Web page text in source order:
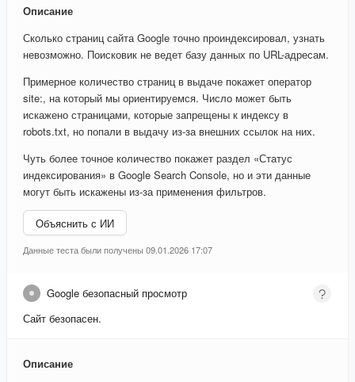
Описание
Сколько страниц сайта Google точно проиндексировал, узнать
невозможно. Поисковик не ведет базу данных по URL-адресам.
Примерное количество страниц в выдаче покажет оператор
site:, на который мы ориентируемся. Число может быть
искажено страницами, которые запрещены к индексу в
robots.txt, но попали в выдачу из-за внешних ссылок на них.
Чуть более точное количество покажет раздел «Статус
индексирования» в Google Search Console, но и эти данные
могут быть искажены из-за применения фильтров.
Объяснить с ИИ
Данные теста были получены 09.01.2026 17:07
Google безопасный просмотр
Сайт безопасен.
Описание